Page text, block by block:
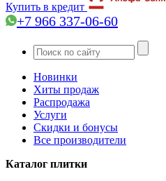
Купить в кредит
+7 966 337-06-60
Новинки
Хиты продаж
Распродажа
Услуги
Скидки и бонусы
Все производители
Каталог плитки